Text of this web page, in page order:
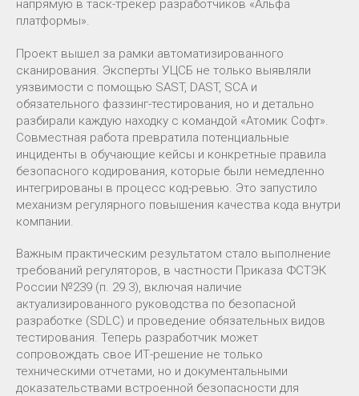
напрямую в таск-трекер разработчиков «Альфа
платформы».
Проект вышел за рамки автоматизированного
сканирования. Эксперты УЦСБ не только выявляли
уязвимости с помощью SAST, DAST, SCA и
обязательного фаззинг-тестирования, но и детально
разбирали каждую находку с командой «Атомик Софт».
Совместная работа превратила потенциальные
инциденты в обучающие кейсы и конкретные правила
безопасного кодирования, которые были немедленно
интегрированы в процесс код-ревью. Это запустило
механизм регулярного повышения качества кода внутри
компании.
Важным практическим результатом стало выполнение
требований регуляторов, в частности Приказа ФСТЭК
России №239 (п. 29.3), включая наличие
актуализированного руководства по безопасной
разработке (SDLC) и проведение обязательных видов
тестирования. Теперь разработчик может
сопровождать свое ИТ-решение не только
техническими отчетами, но и документальными
доказательствами встроенной безопасности для